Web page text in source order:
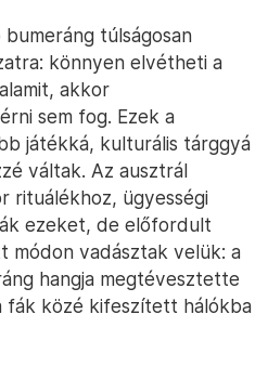
túlságosan
könnyen elvétheti a
akkor
sem fog. Ezek a
játékká, kulturális tárggyá
váltak. Az ausztrál
rituálékhoz, ügyességi
ezeket, de előfordult
módon vadásztak velük: a
hangja megtévesztette
fák közé kifeszített hálókba